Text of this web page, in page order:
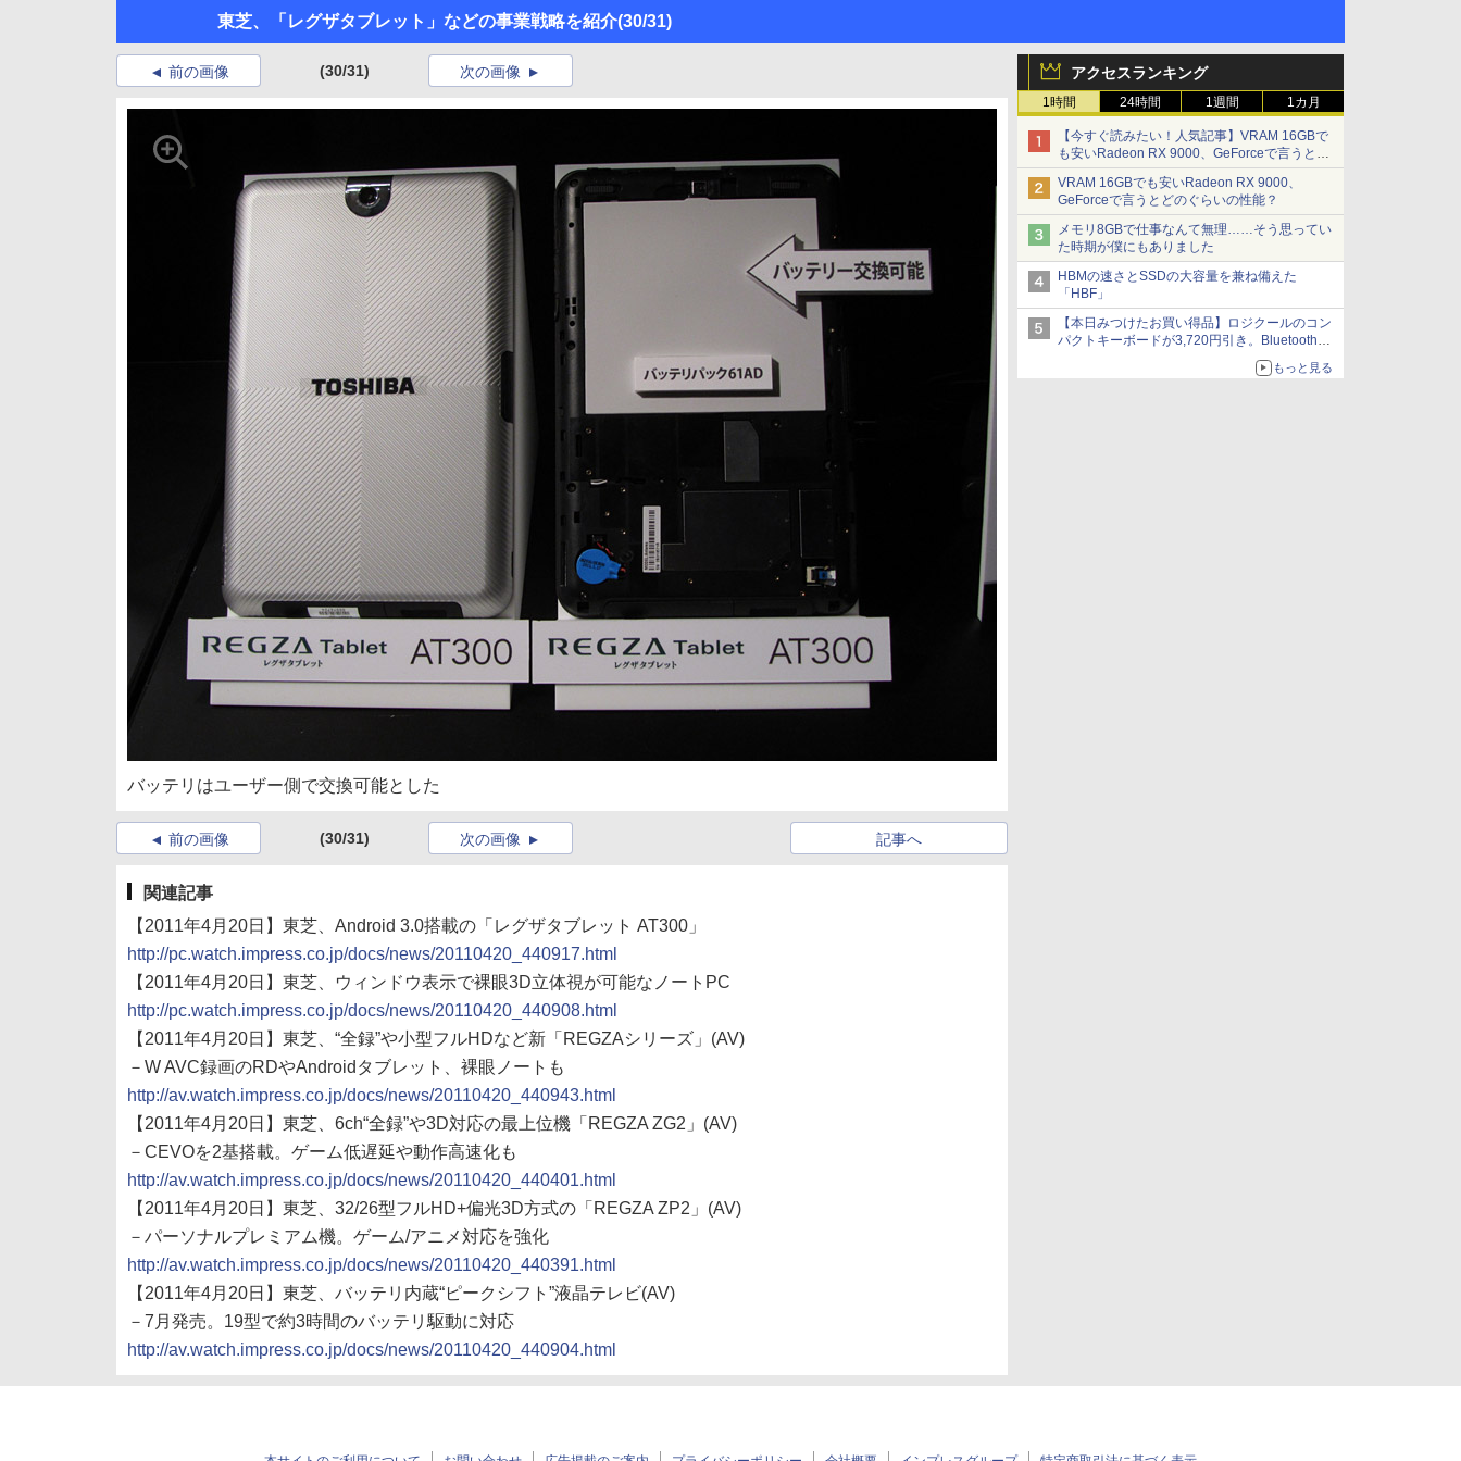
東芝、「レグザタブレット」などの事業戦略を紹介(30/31)
アクセスランキング
1時間 24時間 1週間 1カ月
【今すぐ読みたい！人気記事】VRAM 16GBで
も安いRadeon RX 9000、GeForceで言うとど
のぐらいの性能？ - PC Watch
VRAM 16GBでも安いRadeon RX 9000、
GeForceで言うとどのぐらいの性能？
メモリ8GBで仕事なんて無理……そう思ってい
た時期が僕にもありました
HBMの速さとSSDの大容量を兼ね備えた
「HBF」
【本日みつけたお買い得品】ロジクールのコン
パクトキーボードが3,720円引き。Bluetoothで3
もっと見る
前の画像 (30/31) 次の画像
バッテリはユーザー側で交換可能とした
前の画像 (30/31) 記事へ
次の画像
関連記事
【2011年4月20日】東芝、Android 3.0搭載の「レグザタブレット AT300」
http://pc.watch.impress.co.jp/docs/news/20110420_440917.html
【2011年4月20日】東芝、ウィンドウ表示で裸眼3D立体視が可能なノートPC
http://pc.watch.impress.co.jp/docs/news/20110420_440908.html
【2011年4月20日】東芝、“全録”や小型フルHDなど新「REGZAシリーズ」(AV)
－W AVC録画のRDやAndroidタブレット、裸眼ノートも
http://av.watch.impress.co.jp/docs/news/20110420_440943.html
【2011年4月20日】東芝、6ch“全録”や3D対応の最上位機「REGZA ZG2」(AV)
－CEVOを2基搭載。ゲーム低遅延や動作高速化も
http://av.watch.impress.co.jp/docs/news/20110420_440401.html
【2011年4月20日】東芝、32/26型フルHD+偏光3D方式の「REGZA ZP2」(AV)
－パーソナルプレミアム機。ゲーム/アニメ対応を強化
http://av.watch.impress.co.jp/docs/news/20110420_440391.html
【2011年4月20日】東芝、バッテリ内蔵“ピークシフト”液晶テレビ(AV)
－7月発売。19型で約3時間のバッテリ駆動に対応
http://av.watch.impress.co.jp/docs/news/20110420_440904.html